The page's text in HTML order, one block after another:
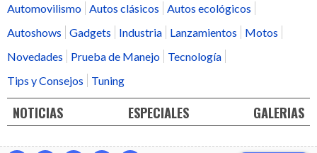
Automovilismo Autos clásicos
Autos ecológicos
Autoshows
Gadgets Industria Lanzamientos
Motos
Novedades
Prueba de Manejo
Tecnología
Tips y Consejos
Tuning
NOTICIAS ESPECIALES GALERIAS